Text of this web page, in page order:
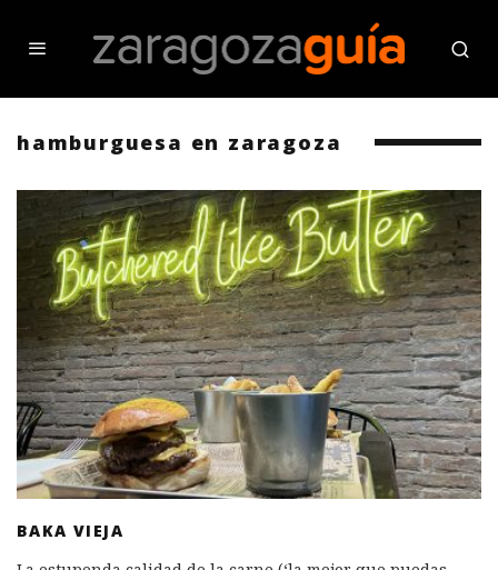
hamburguesa en zaragoza
BAKA VIEJA